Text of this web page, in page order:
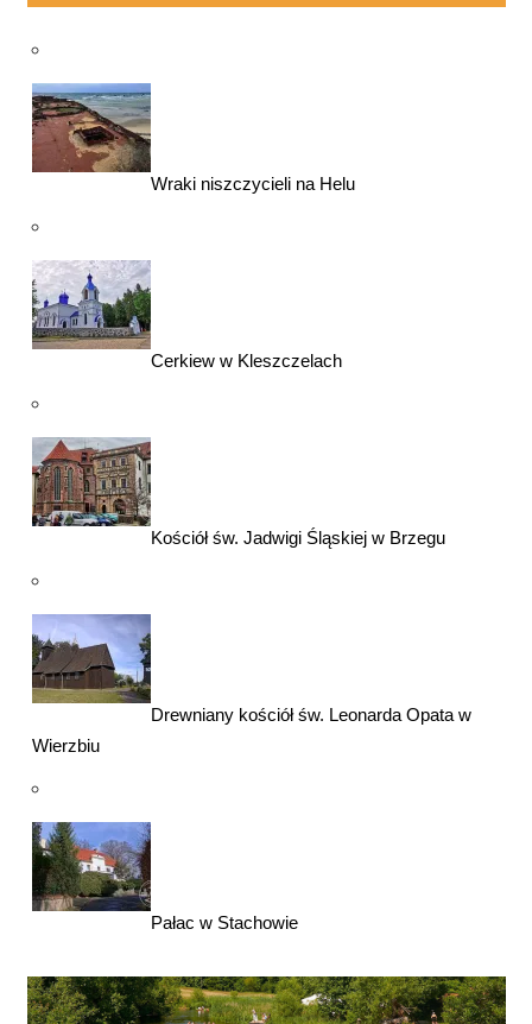
Wraki niszczycieli na Helu
Cerkiew w Kleszczelach
Kościół św. Jadwigi Śląskiej w Brzegu
Drewniany kościół św. Leonarda Opata w
Wierzbiu
Pałac w Stachowie